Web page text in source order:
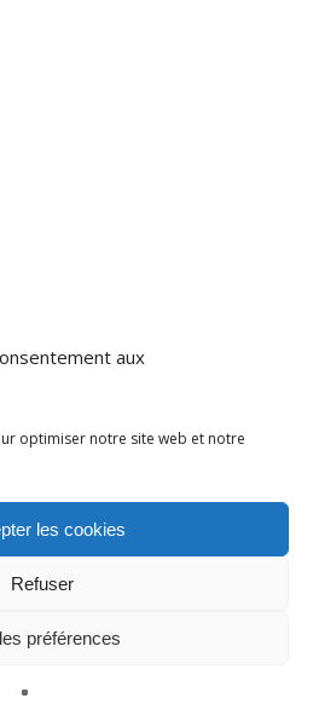
aux
optimiser notre site web et notre
les cookies
Refuser
préférences